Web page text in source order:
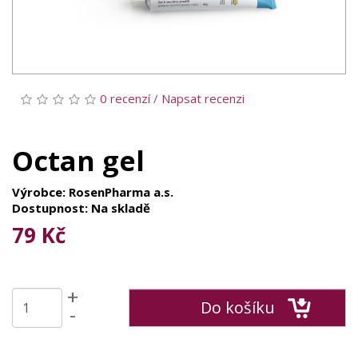
0 recenzí/ Napsat recenzi
Octan gel
Výrobce: RosenPharma a.s.
Dostupnost: Na skladě
79 Kč
+
- Do košíku